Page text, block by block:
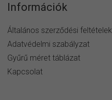
Információk
Általános szerződési feltételek
Adatvédelmi szabályzat
Gyűrű méret táblázat
Kapcsolat